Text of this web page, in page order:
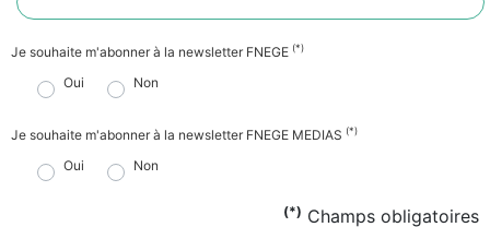
Je souhaite m'abonner à la newsletter FNEGE (*)
Oui Non
Je souhaite m'abonner à la newsletter FNEGE MEDIAS (*)
Oui Non
(*) Champs obligatoires